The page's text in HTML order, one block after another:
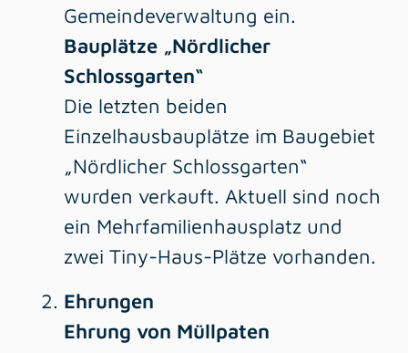
Gemeindeverwaltung ein.
Bauplätze „Nördlicher
Schlossgarten“
Die letzten beiden
Einzelhausbauplätze im Baugebiet
„Nördlicher Schlossgarten“
wurden verkauft. Aktuell sind noch
ein Mehrfamilienhausplatz und
zwei Tiny-Haus-Plätze vorhanden.
Ehrungen
Ehrung von Müllpaten